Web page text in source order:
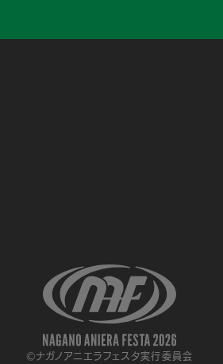
©ナガノアニエラフェスタ実行委員会